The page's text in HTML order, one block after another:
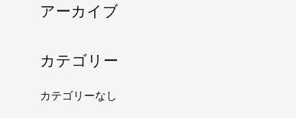
アーカイブ
カテゴリー
カテゴリーなし